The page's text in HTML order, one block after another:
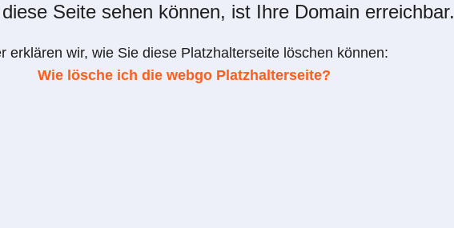
Seite sehen können, ist Ihre Domain erreichbar.
erklären wir, wie Sie diese Platzhalterseite löschen können:
Wie lösche ich die webgo Platzhalterseite?